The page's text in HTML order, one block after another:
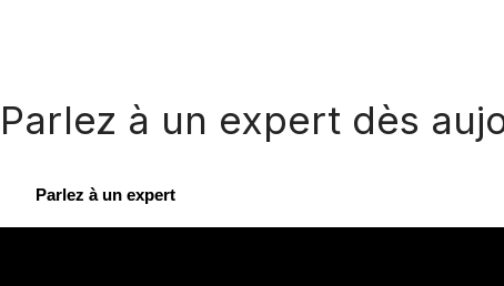
Parlez à un expert dès
Parlez à un expert